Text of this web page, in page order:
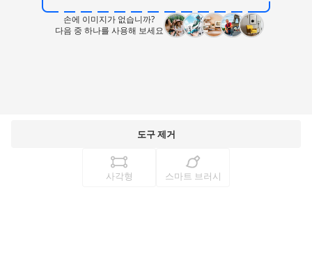
도구 제거
사각형 스마트 브러시
손에 이미지가 없습니까?
다음 중 하나를 사용해 보세요